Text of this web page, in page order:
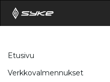
Etusivu
Verkkovalmennukset